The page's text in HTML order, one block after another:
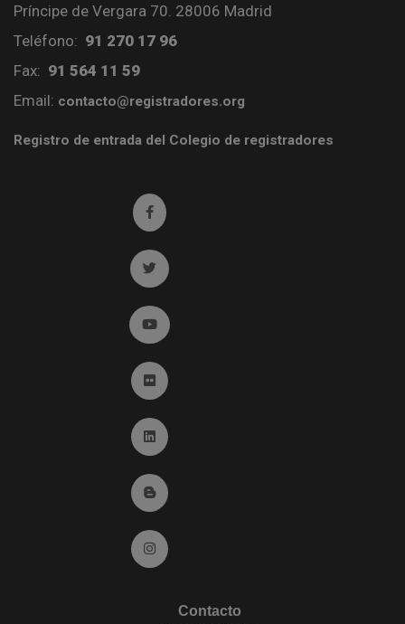
Príncipe de Vergara 70. 28006 Madrid
Teléfono: 91 270 17 96
Fax: 91 564 11 59
Email: contacto@registradores.org
Registro de entrada del Colegio de registradores
Ir a facebook (abre en ventana nueva)
Ir a twitter (abre en ventana nueva)
Ir a YouTube (abre en ventana nueva)
Ir a Flickr (abre en ventana nueva)
Ir a Linkedin (abre en ventana nueva)
Ir al Blog (abre en ventana nueva)
Ir a Instagram (abre en ventana nueva)
Contacto